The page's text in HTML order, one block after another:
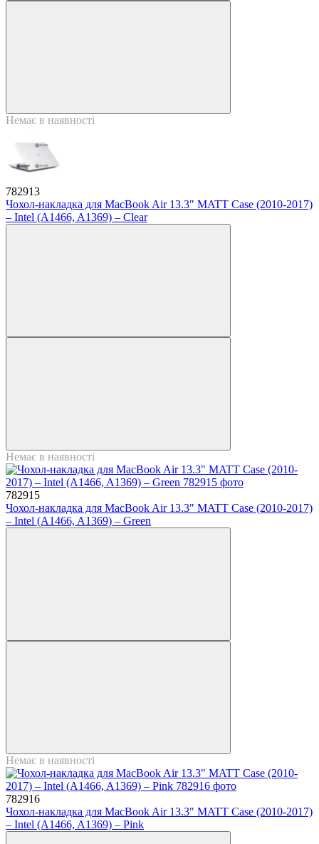
Немає в наявності
782913
Чохол-накладка для MacBook Air 13.3" MATT Case (2010-2017)
– Intel (A1466, A1369) – Clear
Немає в наявності
782915
Чохол-накладка для MacBook Air 13.3" MATT Case (2010-2017)
– Intel (A1466, A1369) – Green
Немає в наявності
782916
Чохол-накладка для MacBook Air 13.3" MATT Case (2010-2017)
– Intel (A1466, A1369) – Pink